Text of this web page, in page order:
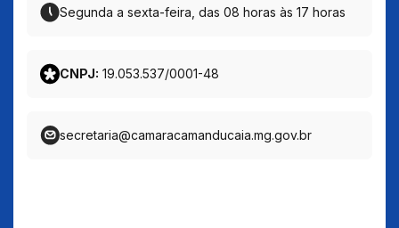
Segunda a sexta-feira, das 08 horas às 17 horas
CNPJ: 19.053.537/0001-48
secretaria@camaracamanducaia.mg.gov.br